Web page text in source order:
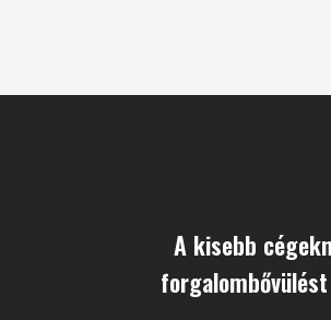
A kisebb